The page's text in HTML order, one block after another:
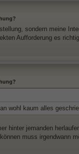
sondern meine
Aufforderung es
wohl kaum alles
hinter jemanden
muss irgendwann